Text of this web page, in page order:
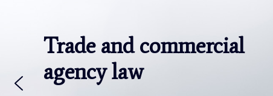
Trade and commercial
agency law